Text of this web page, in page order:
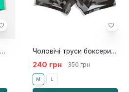
Чоловічі боксери Pink Hero NEW бірюза Чоловічі труси боксери Pink Hero Camouflage grey
240 грн 350 грн
M L